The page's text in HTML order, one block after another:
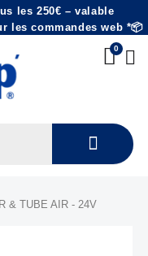
les 250€ – valable
les commandes web *📦
& TUBE AIR - 24V